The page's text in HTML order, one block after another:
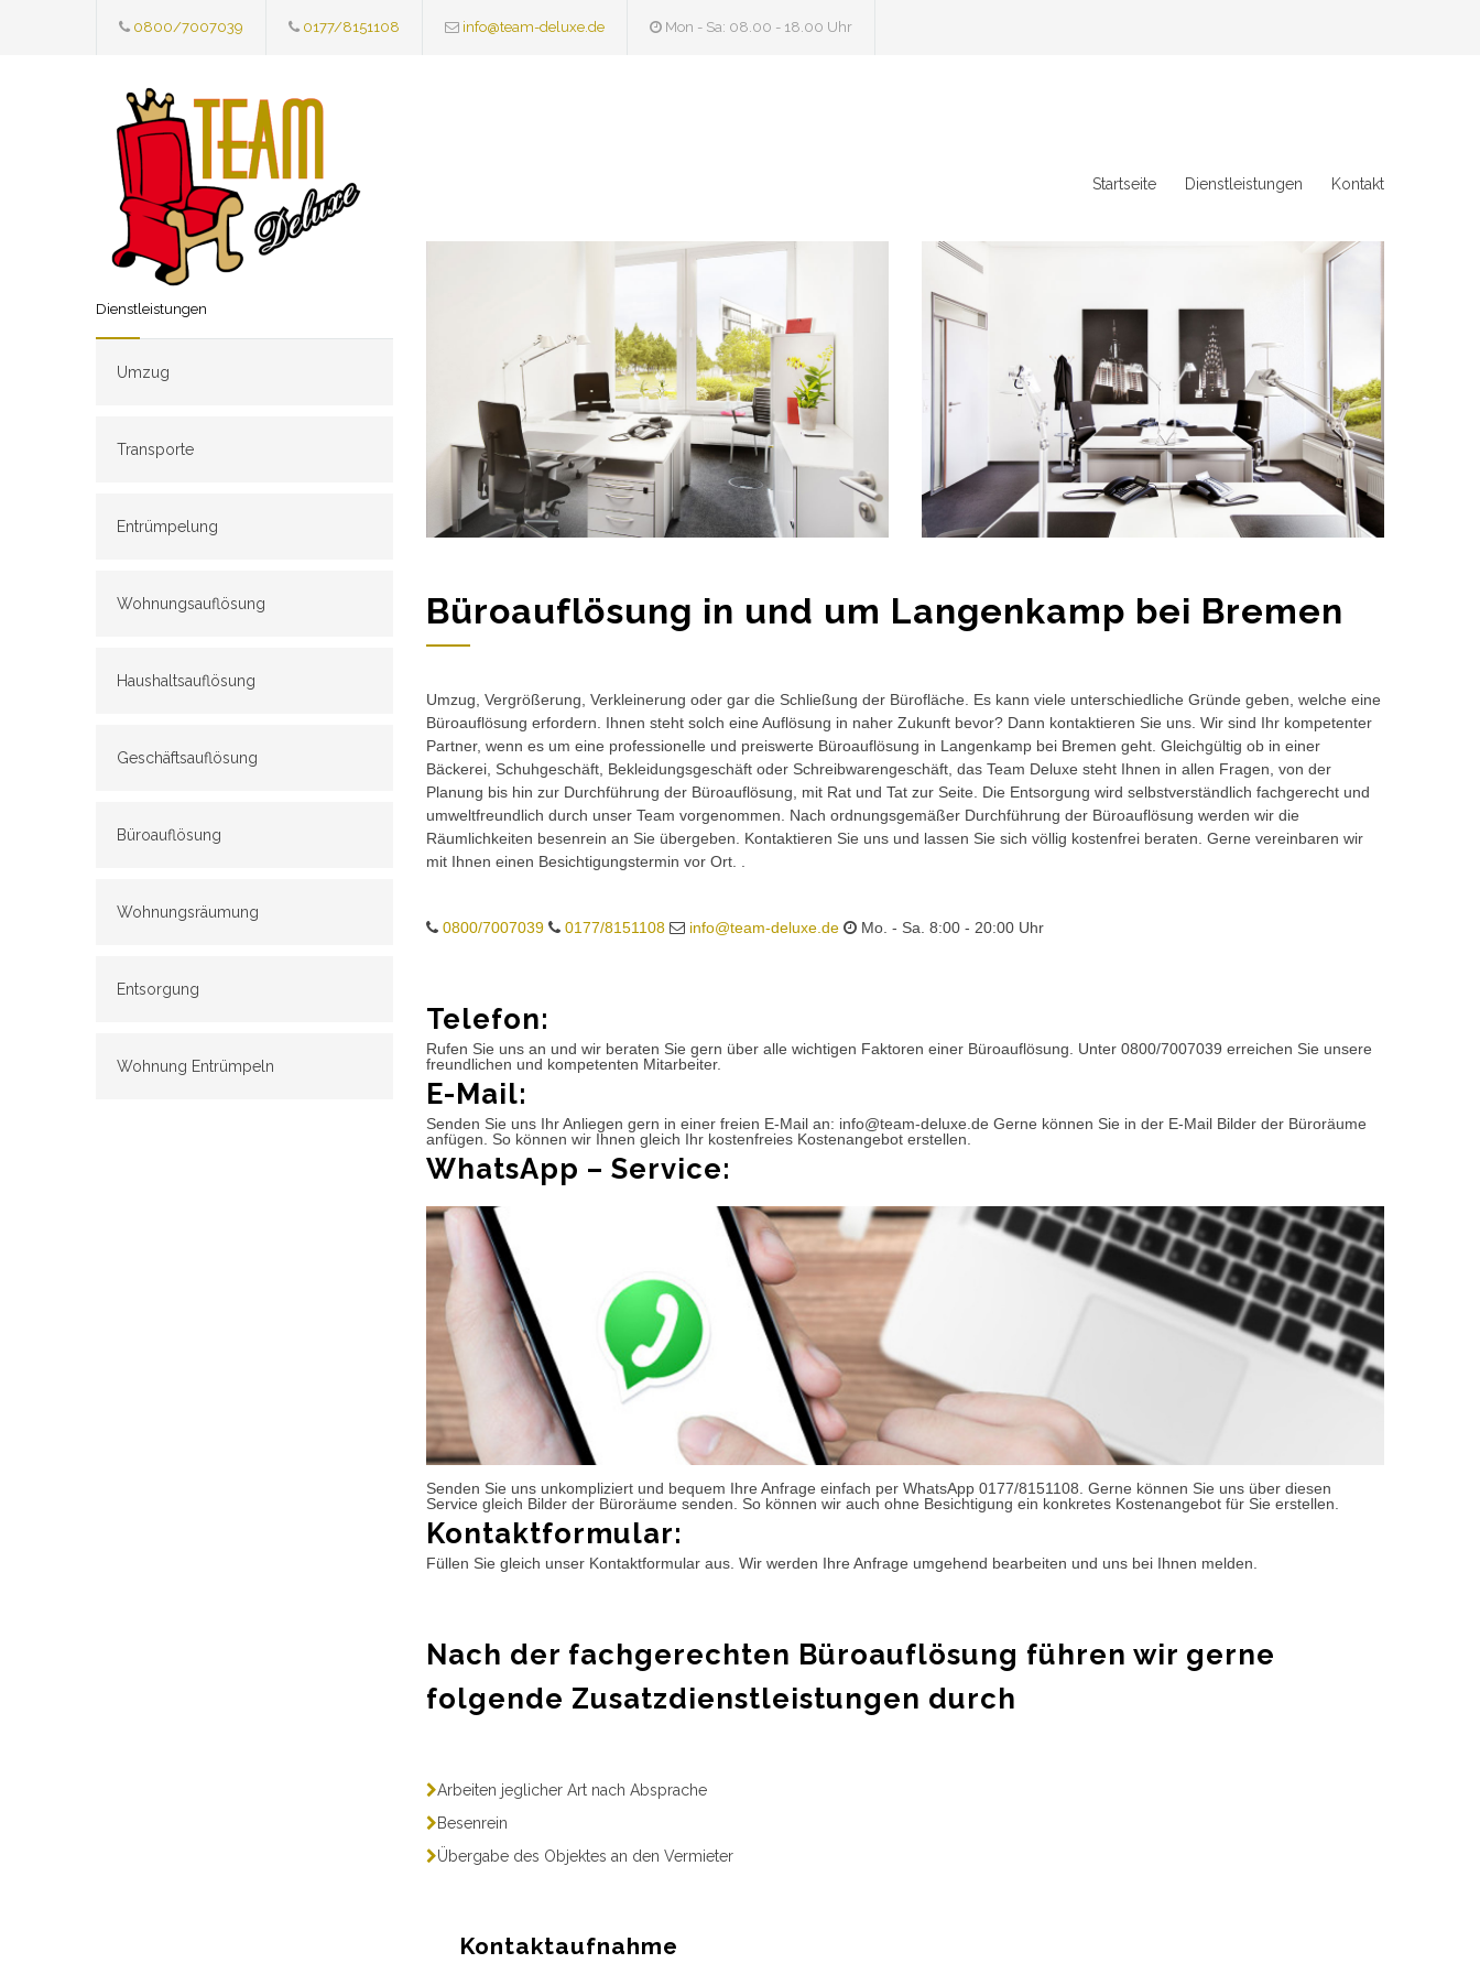
0800/7007039 0177/8151108 info@team-deluxe.de Mon - Sa: 08.00 - 18.00 Uhr
Startseite Dienstleistungen Kontakt
Dienstleistungen
Umzug
Transporte
Entrümpelung
Wohnungsauflösung
Haushaltsauflösung
Geschäftsauflösung
Büroauflösung
Wohnungsräumung
Entsorgung
Wohnung Entrümpeln
Büroauflösung in und um Langenkamp bei Bremen
Umzug, Vergrößerung, Verkleinerung oder gar die Schließung der Bürofläche. Es kann viele unterschiedliche Gründe geben, welche eine
Büroauflösung erfordern. Ihnen steht solch eine Auflösung in naher Zukunft bevor? Dann kontaktieren Sie uns. Wir sind Ihr kompetenter
Partner, wenn es um eine professionelle und preiswerte Büroauflösung in Langenkamp bei Bremen geht. Gleichgültig ob in einer
Bäckerei, Schuhgeschäft, Bekleidungsgeschäft oder Schreibwarengeschäft, das Team Deluxe steht Ihnen in allen Fragen, von der
Planung bis hin zur Durchführung der Büroauflösung, mit Rat und Tat zur Seite. Die Entsorgung wird selbstverständlich fachgerecht und
umweltfreundlich durch unser Team vorgenommen. Nach ordnungsgemäßer Durchführung der Büroauflösung werden wir die
Räumlichkeiten besenrein an Sie übergeben. Kontaktieren Sie uns und lassen Sie sich völlig kostenfrei beraten. Gerne vereinbaren wir
mit Ihnen einen Besichtigungstermin vor Ort. .
0800/7007039 0177/8151108 info@team-deluxe.de Mo. - Sa. 8:00 - 20:00 Uhr
Telefon:
Rufen Sie uns an und wir beraten Sie gern über alle wichtigen Faktoren einer Büroauflösung. Unter 0800/7007039 erreichen Sie unsere
freundlichen und kompetenten Mitarbeiter.
E-Mail:
Senden Sie uns Ihr Anliegen gern in einer freien E-Mail an: info@team-deluxe.de Gerne können Sie in der E-Mail Bilder der Büroräume
anfügen. So können wir Ihnen gleich Ihr kostenfreies Kostenangebot erstellen.
WhatsApp – Service:
Senden Sie uns unkompliziert und bequem Ihre Anfrage einfach per WhatsApp 0177/8151108. Gerne können Sie uns über diesen
Service gleich Bilder der Büroräume senden. So können wir auch ohne Besichtigung ein konkretes Kostenangebot für Sie erstellen.
Kontaktformular:
Füllen Sie gleich unser Kontaktformular aus. Wir werden Ihre Anfrage umgehend bearbeiten und uns bei Ihnen melden.
Nach der fachgerechten Büroauflösung führen wir gerne
folgende Zusatzdienstleistungen durch
Arbeiten jeglicher Art nach Absprache
Besenrein
Übergabe des Objektes an den Vermieter
Kontaktaufnahme